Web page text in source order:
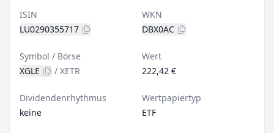
ISIN
LU0290355717
WKN
DBX0AC
Symbol / Börse
XGLE
/ XETR
Wert
222,42 €
Dividendenrhythmus
keine
Wertpapiertyp
ETF